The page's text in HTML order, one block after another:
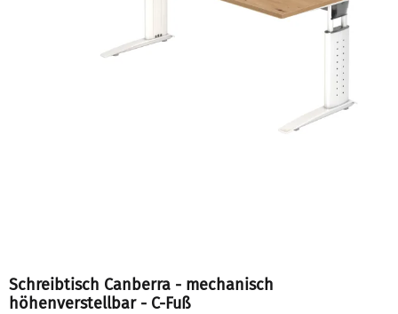
Schreibtisch Canberra - mechanisch
höhenverstellbar - C-Fuß